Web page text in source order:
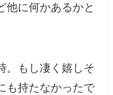
他に何かあるかと
。もし凄く嬉しそ
も持たなかったで